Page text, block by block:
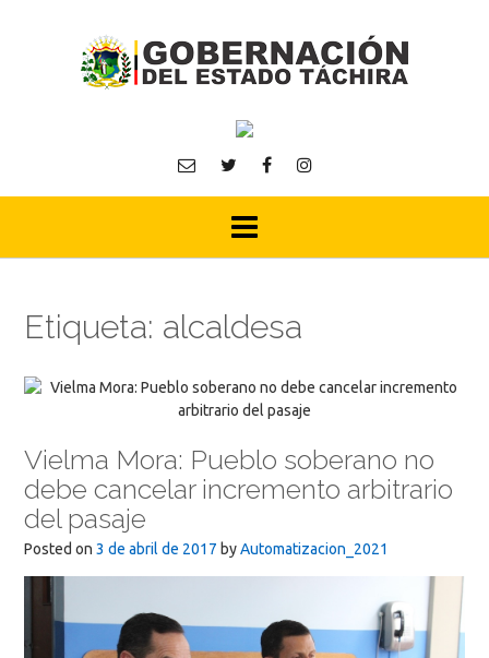
Etiqueta: alcaldesa
Vielma Mora: Pueblo soberano no
debe cancelar incremento arbitrario
del pasaje
Posted on 3 de abril de 2017 byAutomatizacion_2021